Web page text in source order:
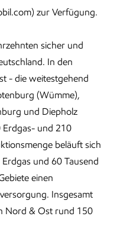
zur Verfügung.
sicher und
In den
- die weitestgehend
(Wümme),
und Diepholz
Erdgas- und 210
beläuft sich
und 60 Tausend
einen
Insgesamt
Nord & Ost rund 150